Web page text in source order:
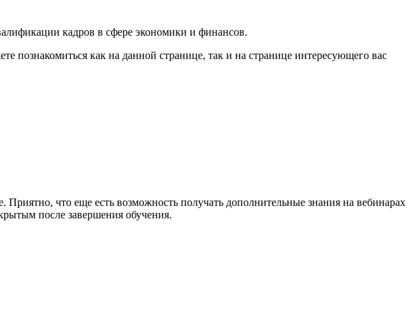
кадров в сфере экономики и финансов.
как на данной странице, так и на странице интересующего вас
что еще есть возможность получать дополнительные знания на вебинарах
после завершения обучения.